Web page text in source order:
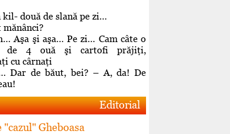
kil- două de slană pe zi…
Aşa şi aşa… Pe zi… Cam câte o
de 4 ouă şi cartofi prăjiţi,
cu cârnaţi
Dar de băut, bei? – A, da! De
Editorial
"cazul" Gheboasa